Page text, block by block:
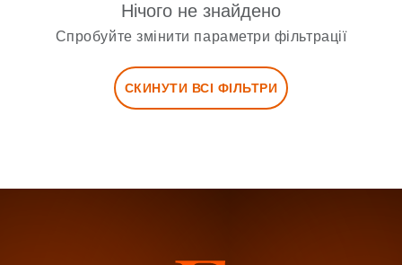
Нічого не знайдено
Спробуйте змінити параметри фільтрації
СКИНУТИ ВСІ ФІЛЬТРИ